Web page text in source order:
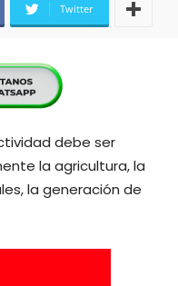
Twitter
debe ser
la agricultura, la
la generación de